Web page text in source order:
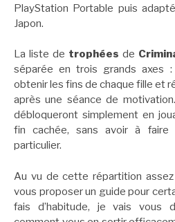
PlayStation Portable puis
Japon.
La liste de trophées de
séparée en trois grands axes
obtenir les fins de chaque fille et
après une séance de
débloqueront simplement en
fin cachée, sans avoir à faire
particulier.
Au vu de cette répartition
vous proposer un guide pour
fais d’habitude, je vais vous